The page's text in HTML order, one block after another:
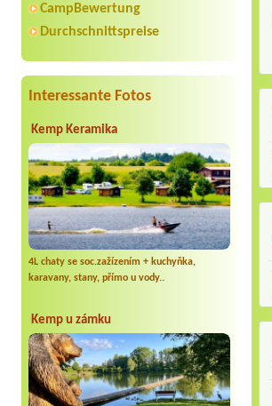
CampBewertung
Durchschnittspreise
Interessante Fotos
Kemp Keramika
4L chaty se soc.zažízením + kuchyňka,
karavany, stany, přímo u vody..
Kemp u zámku